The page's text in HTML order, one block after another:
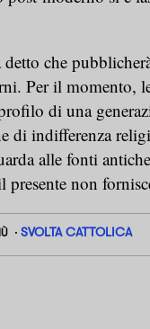
che
Per il momento,
di una
di indifferenza
alle fonti
presente non
SVOLTA CATTOLICA